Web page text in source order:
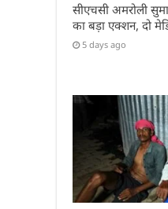
सीएचसी अमरोली
का बड़ा एक्शन, दो
5 days ago